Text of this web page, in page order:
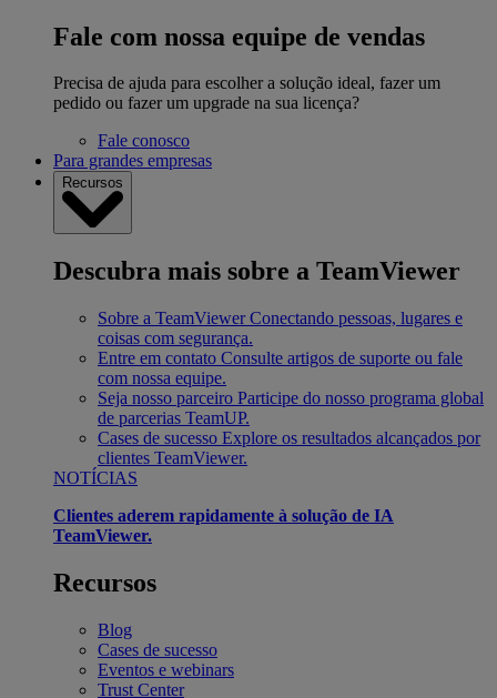
Fale com nossa equipe de vendas
Precisa de ajuda para escolher a solução ideal, fazer um
pedido ou fazer um upgrade na sua licença?
Fale conosco
Para grandes empresas
Recursos
Descubra mais sobre a TeamViewer
Sobre a TeamViewer Conectando pessoas, lugares e
coisas com segurança.
Entre em contato Consulte artigos de suporte ou fale
com nossa equipe.
Seja nosso parceiro Participe do nosso programa global
de parcerias TeamUP.
Cases de sucesso Explore os resultados alcançados por
clientes TeamViewer.
NOTÍCIAS
Clientes aderem rapidamente à solução de IA
TeamViewer.
Recursos
Blog
Cases de sucesso
Eventos e webinars
Trust Center